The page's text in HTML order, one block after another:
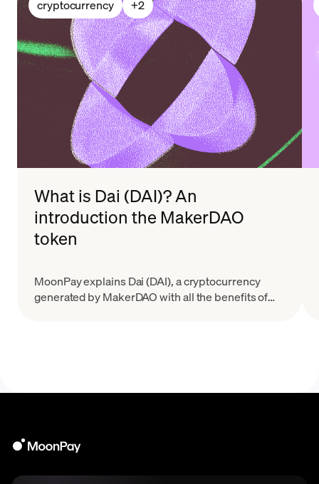
cryptocurrency +2
What is Dai (DAI)? An
introduction the MakerDAO
token
MoonPay explains Dai (DAI), a cryptocurrency
generated by MakerDAO with all the benefits of